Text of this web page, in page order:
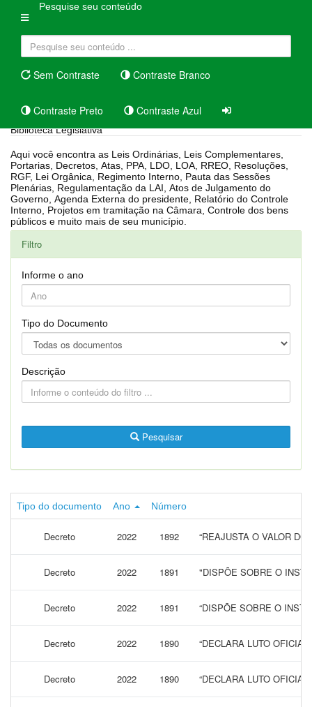
Pesquise seu conteúdo
Sem Contraste Contraste Branco
Contraste Preto Contraste Azul
Biblioteca Legislativa
Aqui você encontra as Leis Ordinárias, Leis Complementares,
Portarias, Decretos, Atas, PPA, LDO, LOA, RREO, Resoluções,
RGF, Lei Orgânica, Regimento Interno, Pauta das Sessões
Plenárias, Regulamentação da LAI, Atos de Julgamento do
Governo, Agenda Externa do presidente, Relatório do Controle
Interno, Projetos em tramitação na Câmara, Controle dos bens
públicos e muito mais de seu município.
Filtro
Informe o ano
Tipo do Documento
Descrição
Pesquisar
Tipo do documento Ano Número
Decreto 2022 1892 “REAJUSTA O VALOR
Decreto 2022 1891 "DISPÕE SOBRE O
Decreto 2022 1891 “DISPÕE SOBRE O
Decreto 2022 1890 “DECLARA LUTO
Decreto 2022 1890 “DECLARA LUTO